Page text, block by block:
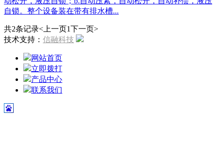
自锁。整个设备装在带有排水槽...
共2条记录<上一页1下一页>
技术支持： 信融科技
网站首页
立即拨打
产品中心
联系我们